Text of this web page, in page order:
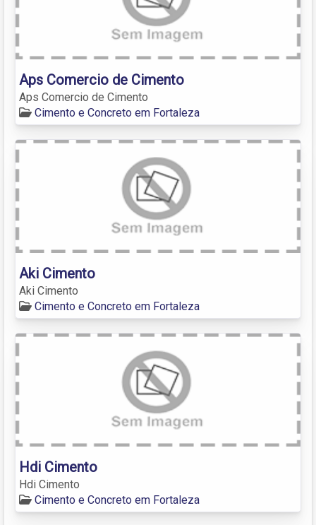
Aps Comercio de Cimento
Aps Comercio de Cimento
Cimento e Concreto em Fortaleza
Aki Cimento
Aki Cimento
Cimento e Concreto em Fortaleza
Hdi Cimento
Hdi Cimento
Cimento e Concreto em Fortaleza